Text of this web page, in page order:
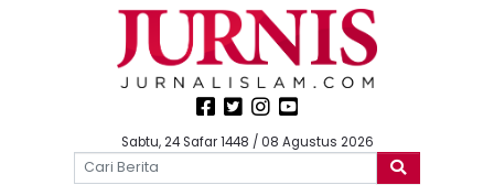
Sabtu, 24 Safar 1448 / 08 Agustus 2026